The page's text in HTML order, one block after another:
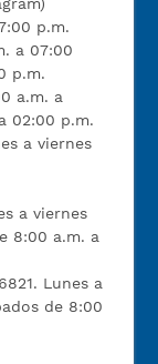
p.m.
a 07:00
p.m.
a.m. a
02:00 p.m.
a viernes
a viernes
8:00 a.m. a
Lunes a
de 8:00